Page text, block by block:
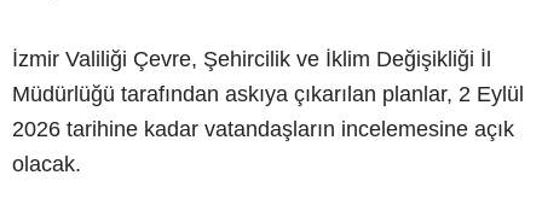
İzmir Valiliği Çevre, Şehircilik ve İklim Değişikliği İl
Müdürlüğü tarafından askıya çıkarılan planlar, 2 Eylül
2026 tarihine kadar vatandaşların incelemesine açık
olacak.